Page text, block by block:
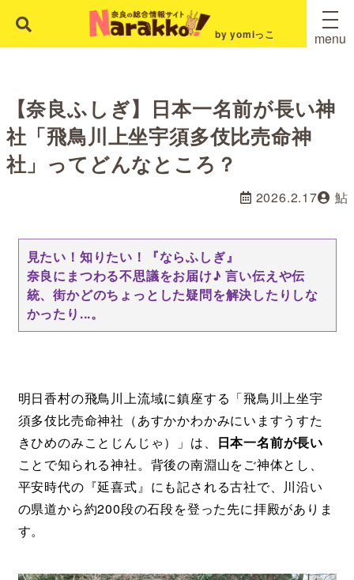
by yomiっこ menu
【奈良ふしぎ】日本一名前が長い神
社「飛鳥川上坐宇須多伎比売命神
社」ってどんなところ？
2026.2.17 鮎
見たい！知りたい！『ならふしぎ』
奈良にまつわる不思議をお届け♪ 言い伝えや伝
統、街かどのちょっとした疑問を解決したりしな
かったり...。
明日香村の飛鳥川上流域に鎮座する「飛鳥川上坐宇
須多伎比売命神社（あすかかわかみにいますうすた
きひめのみことじんじゃ）」は、
日本一名前が長い
ことで知られる神社。背後の南淵山をご神体とし、
平安時代の『延喜式』にも記される古社で、川沿い
の県道から約200段の石段を登った先に拝殿がありま
す。